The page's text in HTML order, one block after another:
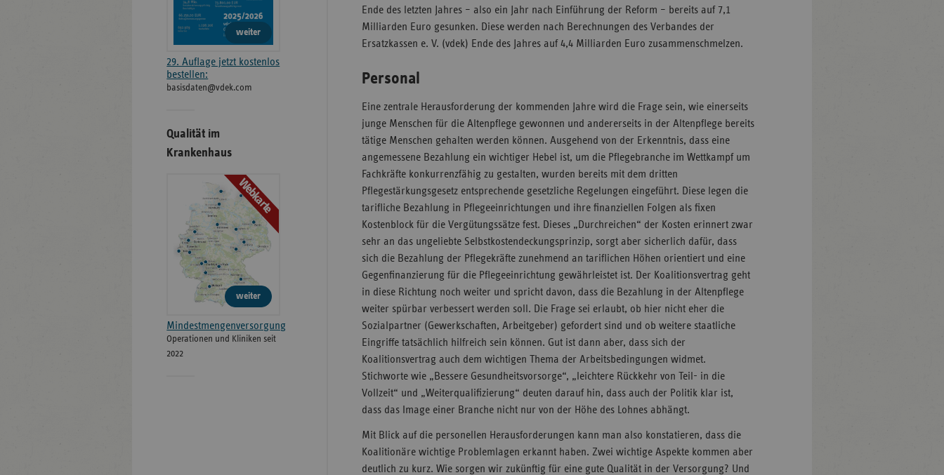
Ende des letzten Jahres – also ein Jahr nach Einführung der Reform – bereits auf 7,1
Milliarden Euro gesunken. Diese werden nach Berechnungen des Verbandes der
Ersatzkassen e. V. (vdek) Ende des Jahres auf 4,4 Milliarden Euro zusammenschmelzen.
Personal
Eine zentrale Herausforderung der kommenden Jahre wird die Frage sein, wie einerseits
junge Menschen für die Altenpflege gewonnen und andererseits in der Altenpflege bereits
tätige Menschen gehalten werden können. Ausgehend von der Erkenntnis, dass eine
angemessene Bezahlung ein wichtiger Hebel ist, um die Pflegebranche im Wettkampf um
Fachkräfte konkurrenzfähig zu gestalten, wurden bereits mit dem dritten
Pflegestärkungsgesetz entsprechende gesetzliche Regelungen eingeführt. Diese legen die
tarifliche Bezahlung in Pflegeeinrichtungen und ihre finanziellen Folgen als fixen
Kostenblock für die Vergütungssätze fest. Dieses „Durchreichen“ der Kosten erinnert zwar
sehr an das ungeliebte Selbstkostendeckungsprinzip, sorgt aber sicherlich dafür, dass
sich die Bezahlung der Pflegekräfte zunehmend an tariflichen Höhen orientiert und eine
Gegenfinanzierung für die Pflegeeinrichtung gewährleistet ist. Der Koalitionsvertrag geht
in diese Richtung noch weiter und spricht davon, dass die Bezahlung in der Altenpflege
weiter spürbar verbessert werden soll. Die Frage sei erlaubt, ob hier nicht eher die
Sozialpartner (Gewerkschaften, Arbeitgeber) gefordert sind und ob weitere staatliche
Eingriffe tatsächlich hilfreich sein können. Gut ist dann aber, dass sich der
Koalitionsvertrag auch dem wichtigen Thema der Arbeitsbedingungen widmet.
Stichworte wie „Bessere Gesundheitsvorsorge“, „leichtere Rückkehr von Teil- in die
Vollzeit“ und „Weiterqualifizierung“ deuten darauf hin, dass auch der Politik klar ist,
dass das Image einer Branche nicht nur von der Höhe des Lohnes abhängt.
Mit Blick auf die personellen Herausforderungen kann man also konstatieren, dass die
Koalitionäre wichtige Problemlagen erkannt haben. Zwei wichtige Aspekte kommen aber
deutlich zu kurz. Wie sorgen wir zukünftig für eine gute Qualität in der Versorgung? Und
weiter
29. Auflage jetzt kostenlos
bestellen:
basisdaten@vdek.com
Qualität im
Krankenhaus
Webkarte
weiter
Mindestmengenversorgung
Operationen und Kliniken seit
2022